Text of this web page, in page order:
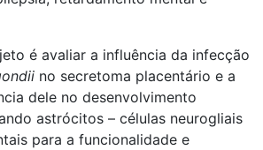
é avaliar a influência da infecção
no secretoma placentário e a
dele no desenvolvimento
astrócitos – células neurogliais
para a funcionalidade e